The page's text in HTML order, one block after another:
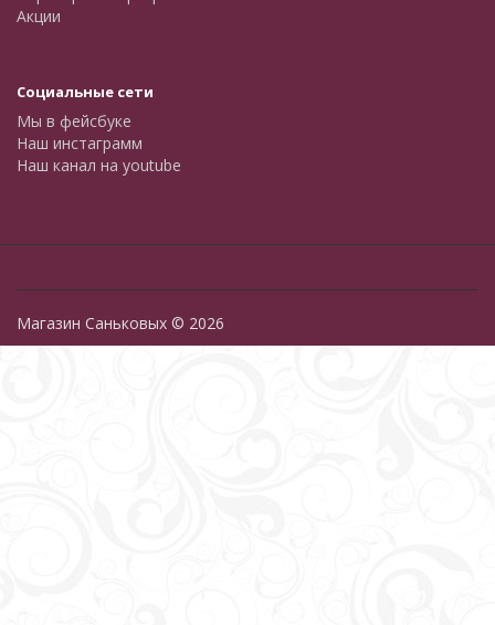
Акции
Социальные сети
Мы в фейсбуке
Наш инстаграмм
Наш канал на youtube
Магазин Саньковых © 2026